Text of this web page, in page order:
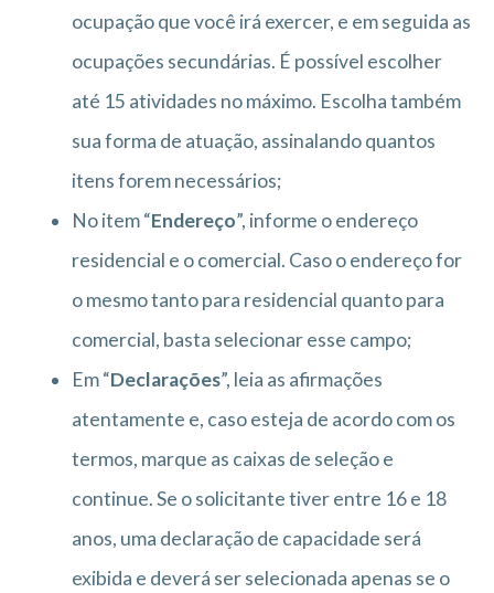
ocupação que você irá exercer, e em seguida as
ocupações secundárias. É possível escolher
até 15 atividades no máximo. Escolha também
sua forma de atuação, assinalando quantos
itens forem necessários;
No item “Endereço”, informe o endereço
residencial e o comercial. Caso o endereço for
o mesmo tanto para residencial quanto para
comercial, basta selecionar esse campo;
Em “Declarações”, leia as afirmações
atentamente e, caso esteja de acordo com os
termos, marque as caixas de seleção e
continue. Se o solicitante tiver entre 16 e 18
anos, uma declaração de capacidade será
exibida e deverá ser selecionada apenas se o